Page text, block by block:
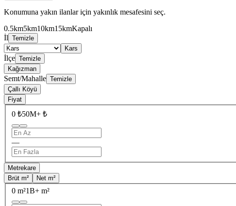
Konumuna yakın ilanlar için yakınlık mesafesini seç.
0.5km5km10km15kmKapalı
İl Temizle
Kars
İlçe Temizle
Kağızman
Semt/Mahalle Temizle
Çallı Köyü
Fiyat
0 ₺50M+ ₺
—
Metrekare
Brüt m²
Net m²
0 m²1B+ m²